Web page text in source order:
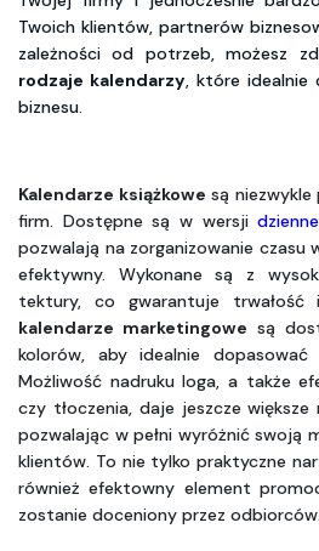
Twoich klientów, partnerów
zależności od potrzeb, możesz
rodzaje kalendarzy, które idealnie
biznesu.
Kalendarze książkowe są
firm. Dostępne są w wersji
pozwalają na zorganizowanie czasu
efektywny. Wykonane są z
kalendarze marketingowe są
kolorów, aby idealnie
Możliwość nadruku loga, a także
czy tłoczenia, daje jeszcze większe
pozwalając w pełni wyróżnić swoją
klientów. To nie tylko praktyczne
również efektowny element
zostanie doceniony przez odbiorców.